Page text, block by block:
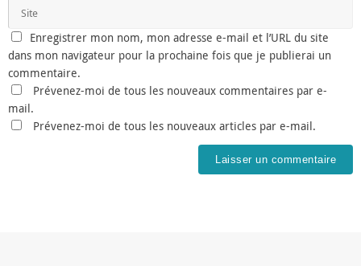
Enregistrer mon nom, mon adresse e-mail et l’URL du site
dans mon navigateur pour la prochaine fois que je publierai un
commentaire.
Prévenez-moi de tous les nouveaux commentaires par e-
mail.
Prévenez-moi de tous les nouveaux articles par e-mail.